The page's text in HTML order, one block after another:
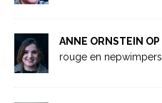
ANNE ORNSTEIN OP
rouge en nepwimpers